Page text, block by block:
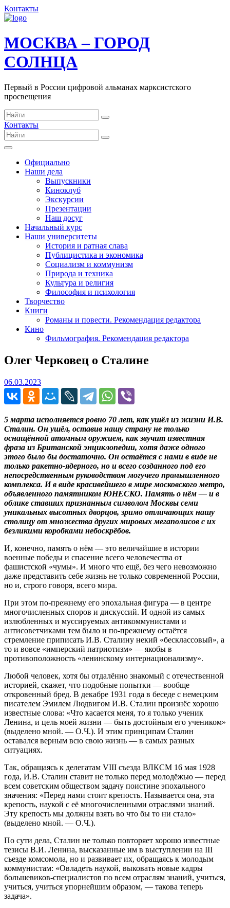
Контакты
МОСКВА – ГОРОД
СОЛНЦА
Первый в России цифровой альманах марксистского
просвещения
Контакты
Официально
Наши дела
Выпускники
Киноклуб
Экскурсии
Презентации
Наш досуг
Начальный курс
Наши университеты
История и ратная слава
Публицистика и экономика
Социализм и коммунизм
Природа и техника
Культура и религия
Философия и психология
Творчество
Книги
Романы и повести. Рекомендация редактора
Кино
Фильмография. Рекомендация редактора
Олег Черковец о Сталине
06.03.202306.03.2023
5 марта исполняется ровно 70 лет, как ушёл из жизни И.В.
Сталин. Он ушёл, оставив нашу страну не только
оснащённой атомным оружием, как звучит известная
фраза из Британской энциклопедии, хотя даже одного
этого было бы достаточно. Он остаётся с нами в виде не
только ракетно-ядерного, но и всего созданного под его
непосредственным руководством могучего промышленного
комплекса. И в виде красивейшего в мире московского метро,
объявленного памятником ЮНЕСКО. Память о нём — и в
облике ставших признанным символом Москвы семи
уникальных высотных дворцов, зримо отличающих нашу
столицу от множества других мировых мегаполисов с их
безликими коробками небоскрёбов.
И, конечно, память о нём — это величайшие в истории
военные победы и спасение всего человечества от
фашистской «чумы». И много что ещё, без чего невозможно
даже представить себе жизнь не только современной России,
но и, строго говоря, всего мира.
При этом по-прежнему его эпохальная фигура — в центре
многочисленных споров и дискуссий. И одной из самых
излюбленных и муссируемых антикоммунистами и
антисоветчиками тем было и по-прежнему остаётся
стремление приписать И.В. Сталину некий «бесклассовый», а
то и вовсе «имперский патриотизм» — якобы в
противоположность «ленинскому интернационализму».
Любой человек, хотя бы отдалённо знакомый с отечественной
историей, скажет, что подобные попытки — вообще
откровенный бред. В декабре 1931 года в беседе с немецким
писателем Эмилем Людвигом И.В. Сталин произнёс хорошо
известные слова: «Что касается меня, то я только ученик
Ленина, и цель моей жизни — быть достойным его учеником»
(выделено мной. — О.Ч.). И этим принципам Сталин
оставался верным всю свою жизнь — в самых разных
ситуациях.
Так, обращаясь к делегатам VIII съезда ВЛКСМ 16 мая 1928
года, И.В. Сталин ставит не только перед молодёжью — перед
всем советским обществом задачу поистине эпохального
значения: «Перед нами стоит крепость. Называется она, эта
крепость, наукой с её многочисленными отраслями знаний.
Эту крепость мы должны взять во что бы то ни стало»
(выделено мной. — О.Ч.).
По сути дела, Сталин не только повторяет хорошо известные
тезисы В.И. Ленина, высказанные им в выступлении на III
съезде комсомола, но и развивает их, обращаясь к молодым
коммунистам: «Овладеть наукой, выковать новые кадры
большевиков-специалистов по всем отраслям знаний, учиться,
учиться, учиться упорнейшим образом, — такова теперь
задача».